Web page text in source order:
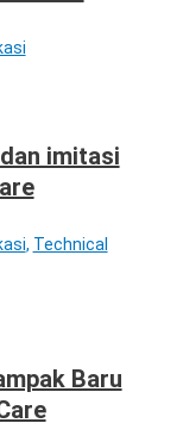
imitasi
, Technical
Baru